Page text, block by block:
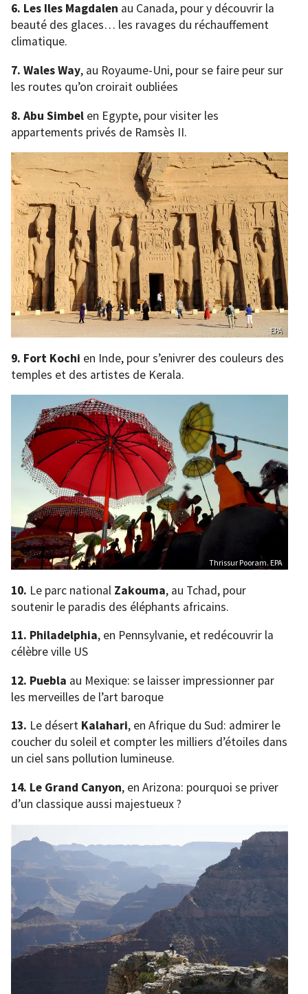
6. Les Iles Magdalen au Canada, pour y découvrir la
beauté des glaces… les ravages du réchauffement
climatique.
7. Wales Way, au Royaume-Uni, pour se faire peur sur
les routes qu’on croirait oubliées
8. Abu Simbel en Egypte, pour visiter les
appartements privés de Ramsès II.
EPA
9. Fort Kochi en Inde, pour s’enivrer des couleurs des
temples et des artistes de Kerala.
Thrissur Pooram. EPA
10. Le parc national Zakouma, au Tchad, pour
soutenir le paradis des éléphants africains.
11. Philadelphia, en Pennsylvanie, et redécouvrir la
célèbre ville US
12. Puebla au Mexique: se laisser impressionner par
les merveilles de l’art baroque
13. Le désert Kalahari, en Afrique du Sud: admirer le
coucher du soleil et compter les milliers d’étoiles dans
un ciel sans pollution lumineuse.
14. Le Grand Canyon, en Arizona: pourquoi se priver
d’un classique aussi majestueux ?